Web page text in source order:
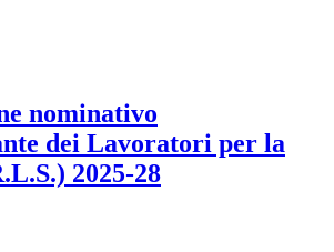
nominativo
dei Lavoratori per la
2025-28